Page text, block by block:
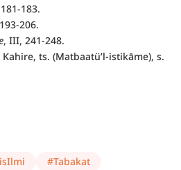
183.
206.
, III, 241-248.
ts. (Matbaatü’l-istikāme), s.
#Tabakat